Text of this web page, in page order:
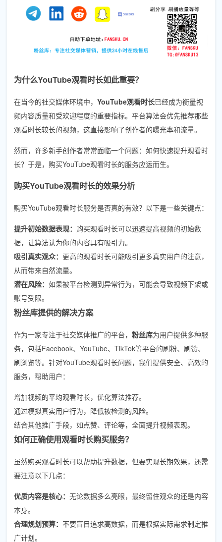
为什么YouTube观看时长如此重要？
在当今的社交媒体环境中， YouTube观看时长已经成为衡量视
频内容质量和受欢迎程度的重要指标。平台算法会优先推荐那些
观看时长较长的视频，这直接影响了创作者的曝光率和流量。
然而，许多新手创作者常常面临一个问题：如何快速提升观看时
长？于是，购买YouTube观看时长的服务应运而生。
购买YouTube观看时长的效果分析
购买YouTube观看时长服务是否真的有效？以下是一些关键点：
提升初始数据表现： 购买观看时长可以迅速提高视频的初始数
据，让算法认为你的内容具有吸引力。
吸引真实观众： 更高的观看时长可能吸引更多真实用户的注意，
从而带来自然流量。
潜在风险： 如果被平台检测到异常行为，可能会导致视频下架或
账号受限。
粉丝库提供的解决方案
作为一家专注于社交媒体推广的平台， 粉丝库为用户提供多种服
务，包括Facebook、YouTube、TikTok等平台的刷粉、刷赞、
刷浏览等。针对YouTube观看时长问题，我们提供安全、高效的
服务，帮助用户：
增加视频的平均观看时长，优化算法推荐。
通过模拟真实用户行为，降低被检测的风险。
结合其他推广手段，如点赞、评论等，全面提升视频表现。
如何正确使用观看时长购买服务？
虽然购买观看时长可以帮助提升数据，但要实现长期效果，还需
要注意以下几点：
优质内容是核心： 无论数据多么亮眼，最终留住观众的还是内容
本身。
合理规划预算： 不要盲目追求高数据，而是根据实际需求制定推
广计划。